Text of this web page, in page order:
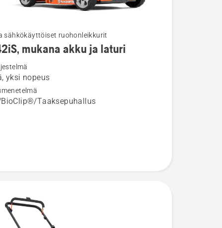
sähkökäyttöiset ruohonleikkurit
mukana akku ja laturi
yksi nopeus
BioClip®/Taaksepuhallus